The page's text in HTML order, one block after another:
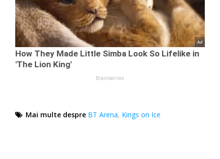
Mai multe despre BT Arena, Kings on Ice